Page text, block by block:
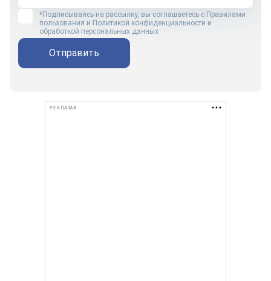
*Подписываясь на рассылку, вы соглашаетесь с Правилами
пользования и Политикой конфиденциальности и
обработкой персональных данных
Отправить
РЕКЛАМА